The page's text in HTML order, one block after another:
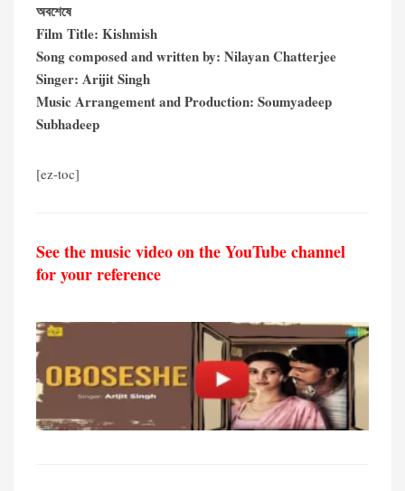
অবশেষে
Film Title: Kishmish
Song composed and written by: Nilayan Chatterjee
Singer: Arijit Singh
Music Arrangement and Production: Soumyadeep
Subhadeep
[ez-toc]
See the music video on the YouTube channel
for your reference